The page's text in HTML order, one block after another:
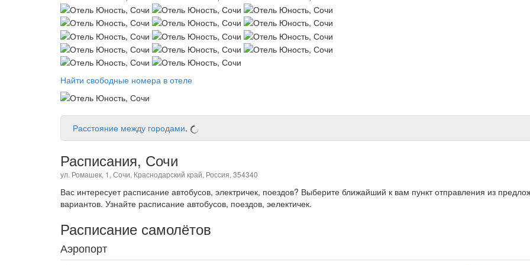
Найти свободные номера в отеле
Расстояние между городами.
Расписания, Сочи
ул. Ромашек, 1, Сочи, Краснодарский край, Россия, 354340
Вас интересует расписание автобусов, электричек, поездов? Выберите ближайший к вам пункт отправления из
вариантов. Узнайте расписание автобусов, поездов, эелектичек.
Расписание самолётов
Аэропорт